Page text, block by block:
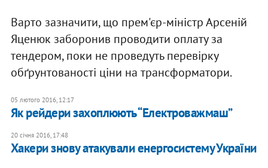
Варто зазначити, що прем'єр-міністр Арсеній
Яценюк заборонив проводити оплату за
тендером, поки не проведуть перевірку
обґрунтованості ціни на трансформатори.
05 лютого 2016, 12:17
Як рейдери захоплюють “Електроважмаш”
20 січня 2016, 17:48
Хакери знову атакували енергосистему України